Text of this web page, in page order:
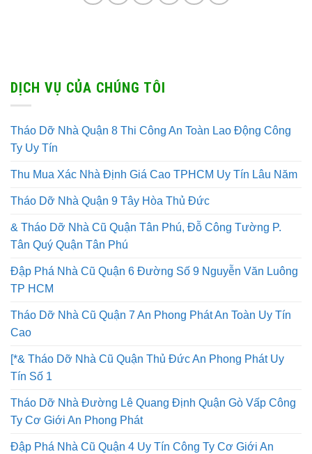
DỊCH VỤ CỦA CHÚNG TÔI
Tháo Dỡ Nhà Quận 8 Thi Công An Toàn Lao Động Công
Ty Uy Tín
Thu Mua Xác Nhà Định Giá Cao TPHCM Uy Tín Lâu Năm
Tháo Dỡ Nhà Quận 9 Tây Hòa Thủ Đức
& Tháo Dỡ Nhà Cũ Quận Tân Phú, Đỗ Công Tường P.
Tân Quý Quận Tân Phú
Đập Phá Nhà Cũ Quận 6 Đường Số 9 Nguyễn Văn Luông
TP HCM
Tháo Dỡ Nhà Cũ Quận 7 An Phong Phát An Toàn Uy Tín
Cao
[*& Tháo Dỡ Nhà Cũ Quận Thủ Đức An Phong Phát Uy
Tín Số 1
Tháo Dỡ Nhà Đường Lê Quang Định Quận Gò Vấp Công
Ty Cơ Giới An Phong Phát
Đập Phá Nhà Cũ Quận 4 Uy Tín Công Ty Cơ Giới An